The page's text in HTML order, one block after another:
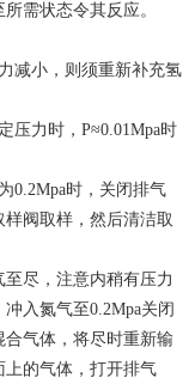
需状态令其反应。
减小，则须重新补充氢
压力时，P≈0.01Mpa时
0.2Mpa时，关闭排气
阀取样，然后清洁取
至尽，注意内稍有压力
入氮气至0.2Mpa关闭
气体，将尽时重新输
上的气体，打开排气